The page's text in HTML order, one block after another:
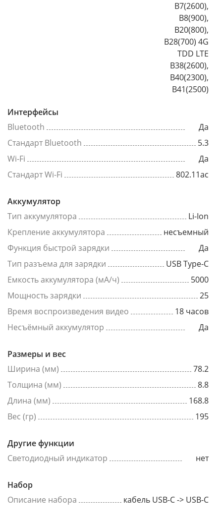
B7(2600),
B8(900),
B20(800),
B28(700) 4G
TDD LTE
B38(2600),
B40(2300),
B41(2500)
Интерфейсы
Bluetooth
Да
Стандарт Bluetooth
5.3
Wi-Fi
Да
Стандарт Wi-Fi
802.11ac
Аккумулятор
Тип аккумулятора
Li-Ion
Крепление аккумулятора
несъемный
Функция быстрой зарядки
Да
Тип разъема для зарядки
USB Type-C
Емкость аккумулятора (мА/ч)
5000
Мощность зарядки
25
Время воспроизведения видео
18 часов
Несъёмный аккумулятор
Да
Размеры и вес
Ширина (мм)
78.2
Толщина (мм)
8.8
Длина (мм)
168.8
Вес (гр)
195
Другие функции
Светодиодный индикатор
нет
Набор
Описание набора
кабель USB-C -> USB-C